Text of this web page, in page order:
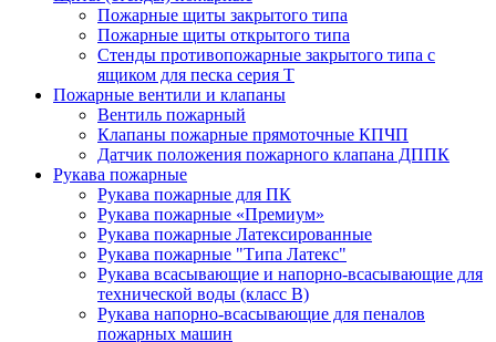
Пожарные щиты закрытого типа
Пожарные щиты открытого типа
Стенды противопожарные закрытого типа с
ящиком для песка серия Т
Пожарные вентили и клапаны
Вентиль пожарный
Клапаны пожарные прямоточные КПЧП
Датчик положения пожарного клапана ДППК
Рукава пожарные
Рукава пожарные для ПК
Рукава пожарные «Премиум»
Рукава пожарные Латексированные
Рукава пожарные "Типа Латекс"
Рукава всасывающие и напорно-всасывающие для
технической воды (класс В)
Рукава напорно-всасывающие для пеналов
пожарных машин